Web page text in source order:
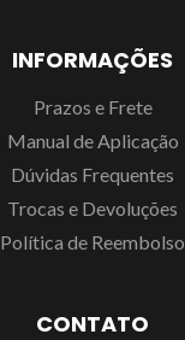
CONTATO
INFORMAÇÕES
Prazos e Frete
Manual de Aplicação
Dúvidas Frequentes
Trocas e Devoluções
Política de Reembolso